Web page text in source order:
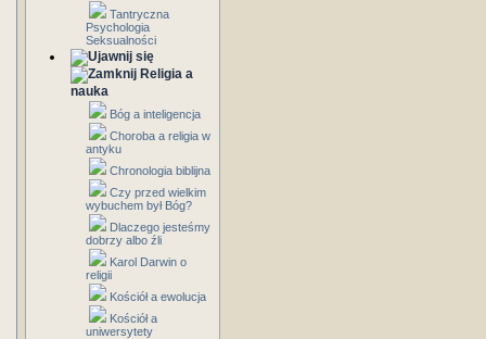
Tantryczna
Psychologia
Seksualności
Religia a
nauka
Bóg a inteligencja
Choroba a religia w
antyku
Chronologia biblijna
Czy przed wielkim
wybuchem był Bóg?
Dlaczego jesteśmy
dobrzy albo źli
Karol Darwin o
religii
Kościół a ewolucja
Kościół a
uniwersytety